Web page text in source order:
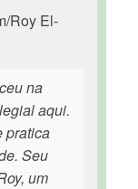
Roy El-
na
aqui.
pratica
Seu
um